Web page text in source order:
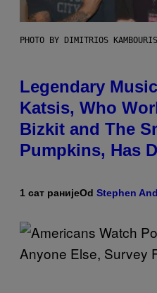
PHOTO BY DIMITRIOS
Legendary
Katsis, Who
Bizkit and The
Pumpkins, Has
1 сат ранијеOd Stephen